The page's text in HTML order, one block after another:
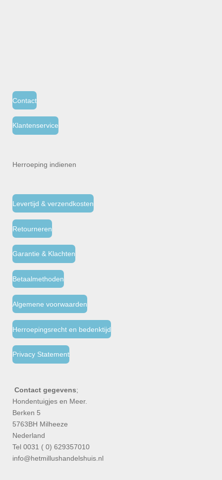
Contact
Klantenservice
Herroeping indienen
Levertijd & verzendkosten
Retourneren
Garantie & Klachten
Betaalmethoden
Algemene voorwaarden
Herroepingsrecht en bedenktijd
Privacy Statement
Contact gegevens;
Hondentuigjes en Meer.
Berken 5
5763BH Milheeze
Nederland
Tel 0031 ( 0) 629357010
info@hetmillushandelshuis.nl